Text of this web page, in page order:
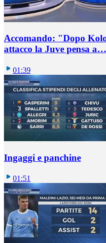
Accomando: "Dopo
attacco la Juve pensa
01:39
Ingaggi e panchine
01:51